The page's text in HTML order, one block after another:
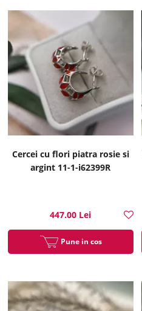
Cercei cu flori piatra rosie si
argint 11-1-i62399R
447.00 Lei
Pune in cos